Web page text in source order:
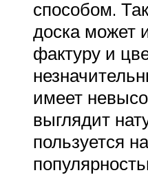
способом.
доска может
фактуру и
имеет
выглядит
пользуется